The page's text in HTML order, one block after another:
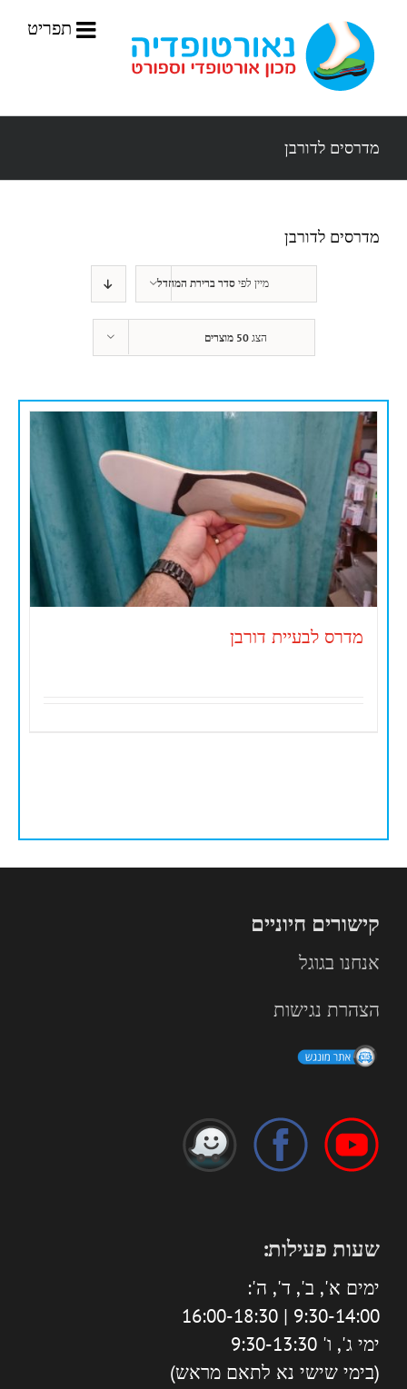
מדרסים לדורבן
מדרסים לדורבן
מיין לפיסדר ברירת המחדל
הצג50 מוצרים
מדרס לבעיית דורבן
קישורים חיוניים
אנחנו בגוגל
הצהרת נגישות
שעות פעילות:
ימים א', ב', ד', ה':
9:30-14:00 | 16:00-18:30
ימי ג', ו' 9:30-13:30
(בימי שישי נא לתאם מראש)